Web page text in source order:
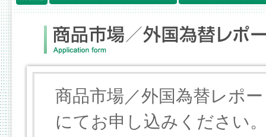
商品市場／外国為替レポ
にてお申し込みください